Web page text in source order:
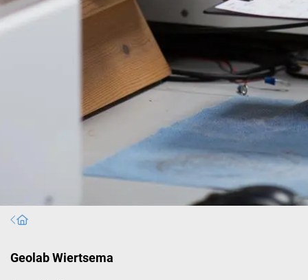
Home
Geolab Wiertsema